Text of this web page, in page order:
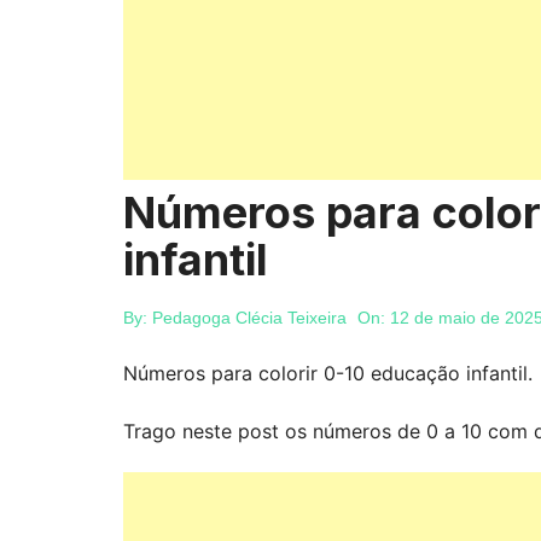
Números para
infantil
By: Pedagoga Clécia Teixeira On: 12 de maio de
Números para colorir 0-10 educação infantil.
Trago neste post os números de 0 a 10 com